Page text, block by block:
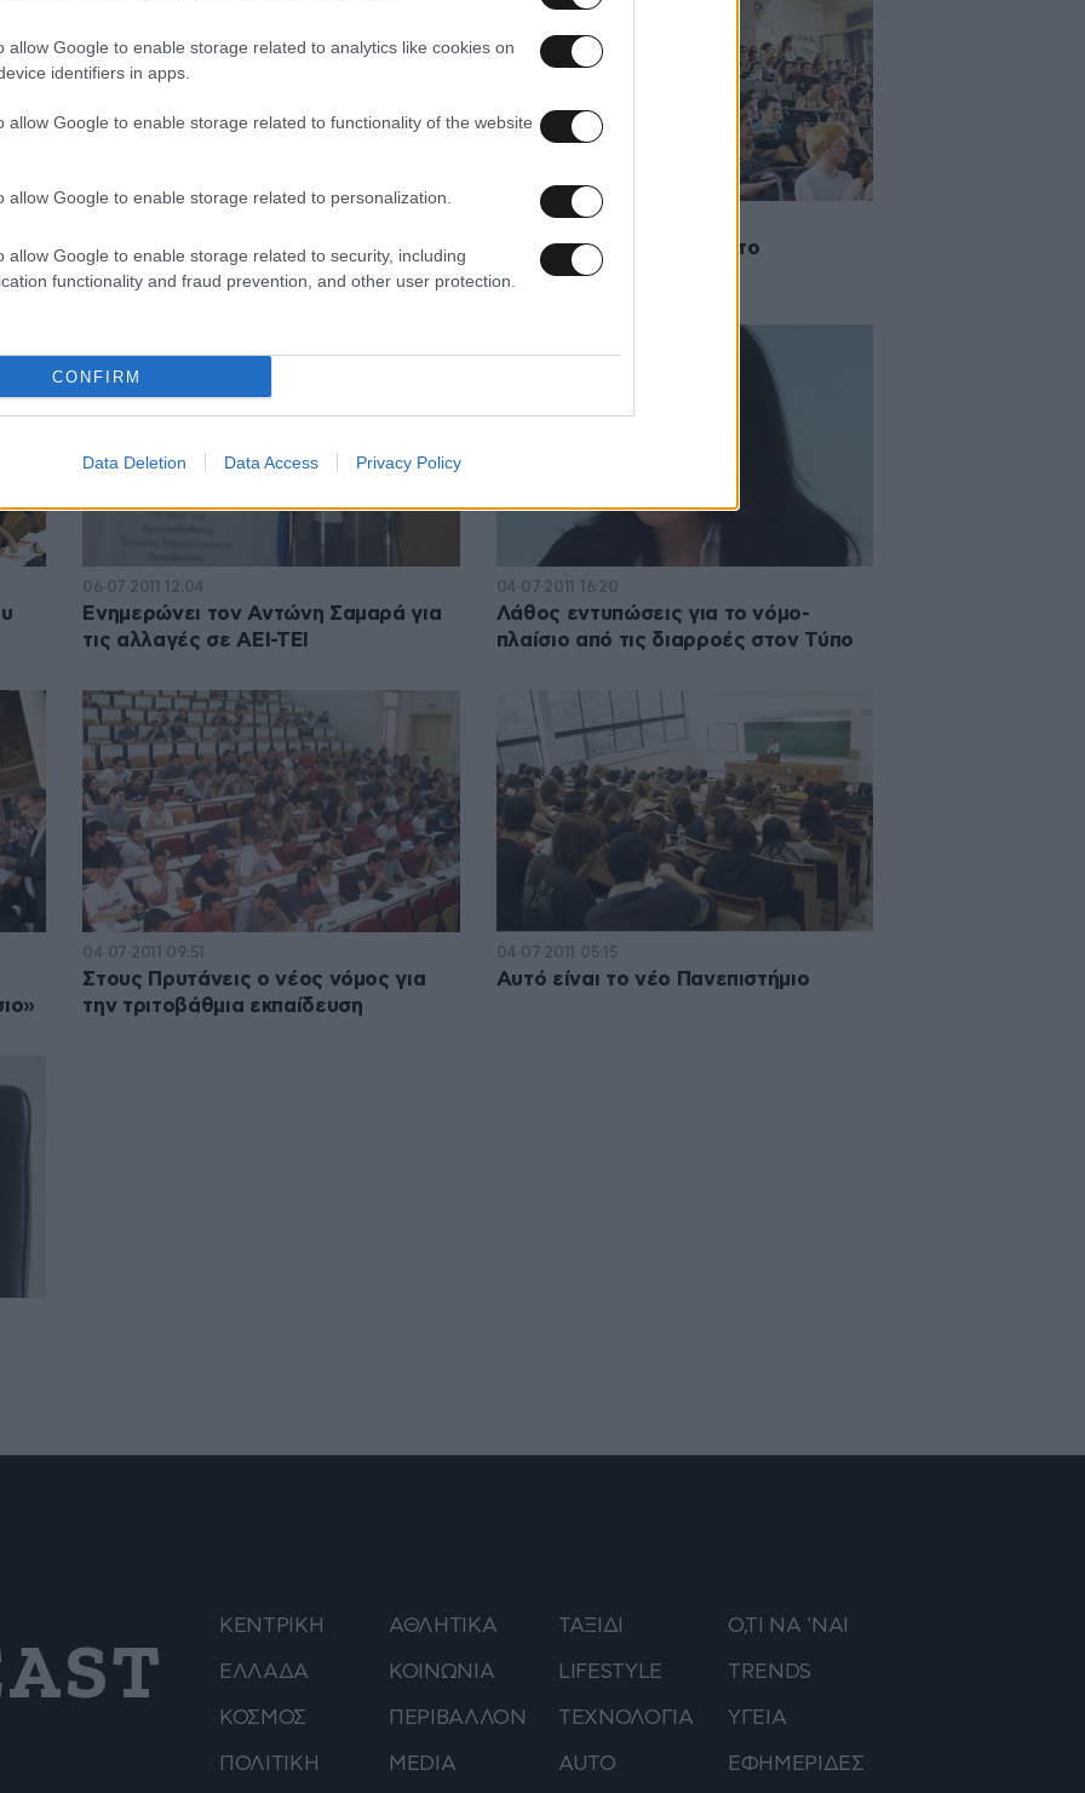
allow Google to enable storage related to analytics like cookies on
identifiers in apps.
allow Google to enable storage related to functionality of the website
allow Google to enable storage related to personalization.
allow Google to enable storage related to security, including
functionality and fraud prevention, and other user protection.
CONFIRM
Data Deletion Data Access Privacy Policy
Σε ψηφοφορία σήμερα το νομοσχέδιο
για την τριτοβάθμια εκπαίδευση
23·08·2011 11:40
Στην ολομέλεια σήμερα το
νομοσχέδιο για τα ΑΕΙ
06·07·2011 12:04
Ενημερώνει τον Αντώνη Σαμαρά για
τις αλλαγές σε ΑΕΙ-ΤΕΙ
04·07·2011 16:20
Λάθος εντυπώσεις για το νόμο-
πλαίσιο από τις διαρροές στον Τύπο
04·07·2011 09:51
Στους Πρυτάνεις ο νέος νόμος για
την τριτοβάθμια εκπαίδευση
04·07·2011 05:15
Αυτό είναι το νέο Πανεπιστήμιο
ΚΕΝΤΡΙΚΗ
ΕΛΛΑΔΑ
ΚΟΣΜΟΣ
ΠΟΛΙΤΙΚΗ
ΑΘΛΗΤΙΚΑ
ΚΟΙΝΩΝΙΑ
ΠΕΡΙΒΑΛΛΟΝ
MEDIA
ΤΑΞΙΔΙ
LIFESTYLE
ΤΕΧΝΟΛΟΓΙΑ
AUTO
Ο,ΤΙ ΝΑ 'ΝΑΙ
TRENDS
ΥΓΕΙΑ
ΕΦΗΜΕΡΙΔΕΣ